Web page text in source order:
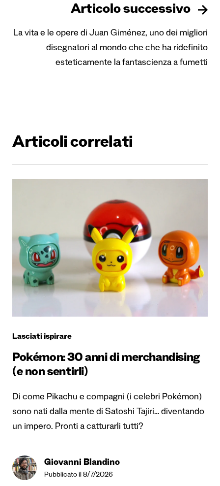
Articolo successivo
La vita e le opere di Juan Giménez, uno dei migliori
disegnatori al mondo che che ha ridefinito
esteticamente la fantascienza a fumetti
Articoli correlati
Lasciati ispirare
Pokémon: 30 anni di merchandising
(e non sentirli)
Di come Pikachu e compagni (i celebri Pokémon)
sono nati dalla mente di Satoshi Tajiri… diventando
un impero. Pronti a catturarli tutti?
Giovanni Blandino
Pubblicato il 8/7/2026